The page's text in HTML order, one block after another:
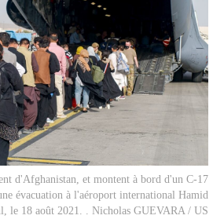
d'Afghanistan, et montent à bord d'un C-17
évacuation à l'aéroport international Hamid
le 18 août 2021. . Nicholas GUEVARA / US